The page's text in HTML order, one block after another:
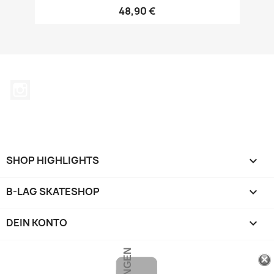
48,90 €
SHOP HIGHLIGHTS 
B-LAG SKATESHOP 
DEIN KONTO 